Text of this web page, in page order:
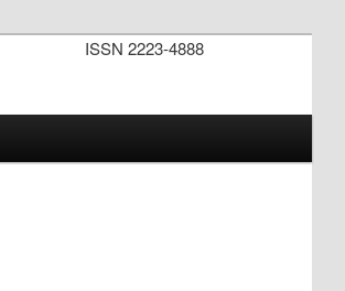
ISSN 2223-4888